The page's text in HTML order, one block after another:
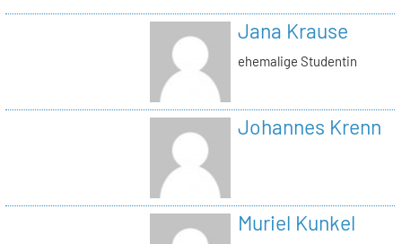
Jana Krause
ehemalige Studentin
Johannes Krenn
Muriel Kunkel